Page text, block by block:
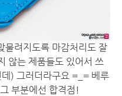
물려지도록 마감처리도 잘
않는 제품들도 있어서 쓰
) 그러더라구요 =_= 베루
부분에선 합격점!